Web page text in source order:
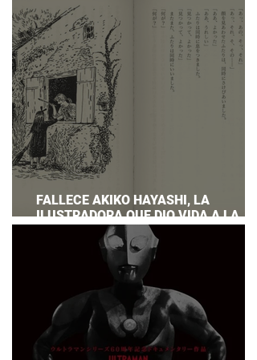
PREPARAR UNA RESPUESTA OFICIAL!
FALLECE AKIKO HAYASHI, LA
ILUSTRADORA QUE DIO VIDA A LA
NOVELA ORIGINAL DE KIKI'S DELIVERY